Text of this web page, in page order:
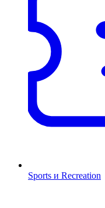
Sports и Recreation